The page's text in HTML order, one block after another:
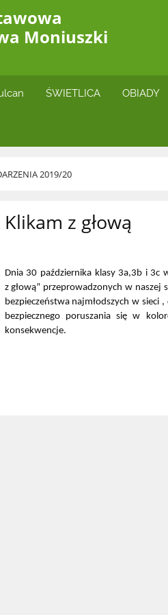
Moniuszki
ŚWIETLICA OBIADY
2019/20
Klikam z głową
Dnia 30 października klasy 3a,3b i
z głową” przeprowadzonych w
bezpieczeństwa najmłodszych w
bezpiecznego poruszania się w
konsekwencje.